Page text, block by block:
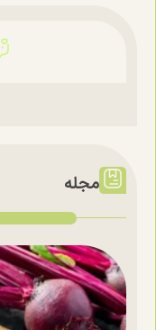
مجله